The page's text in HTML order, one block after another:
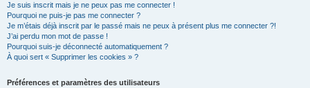
Je suis inscrit mais je ne peux pas me connecter !
Pourquoi ne puis-je pas me connecter ?
Je m’étais déjà inscrit par le passé mais ne peux à présent plus me connecter ?!
J’ai perdu mon mot de passe !
Pourquoi suis-je déconnecté automatiquement ?
À quoi sert « Supprimer les cookies » ?
Préférences et paramètres des utilisateurs